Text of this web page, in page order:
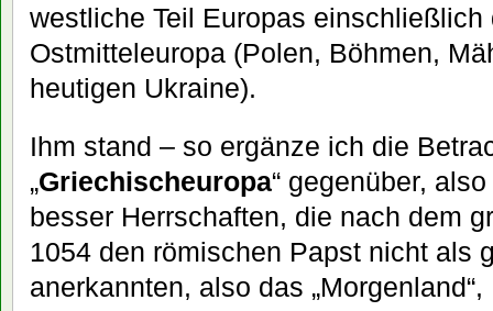
westliche Teil Europas
Ostmitteleuropa (Polen, Böhmen,
heutigen Ukraine).
Ihm stand – so ergänze ich die
„Griechischeuropa“ gegenüber,
besser Herrschaften, die nach dem
1054 den römischen Papst nicht als
anerkannten, also das „Morgenland“,